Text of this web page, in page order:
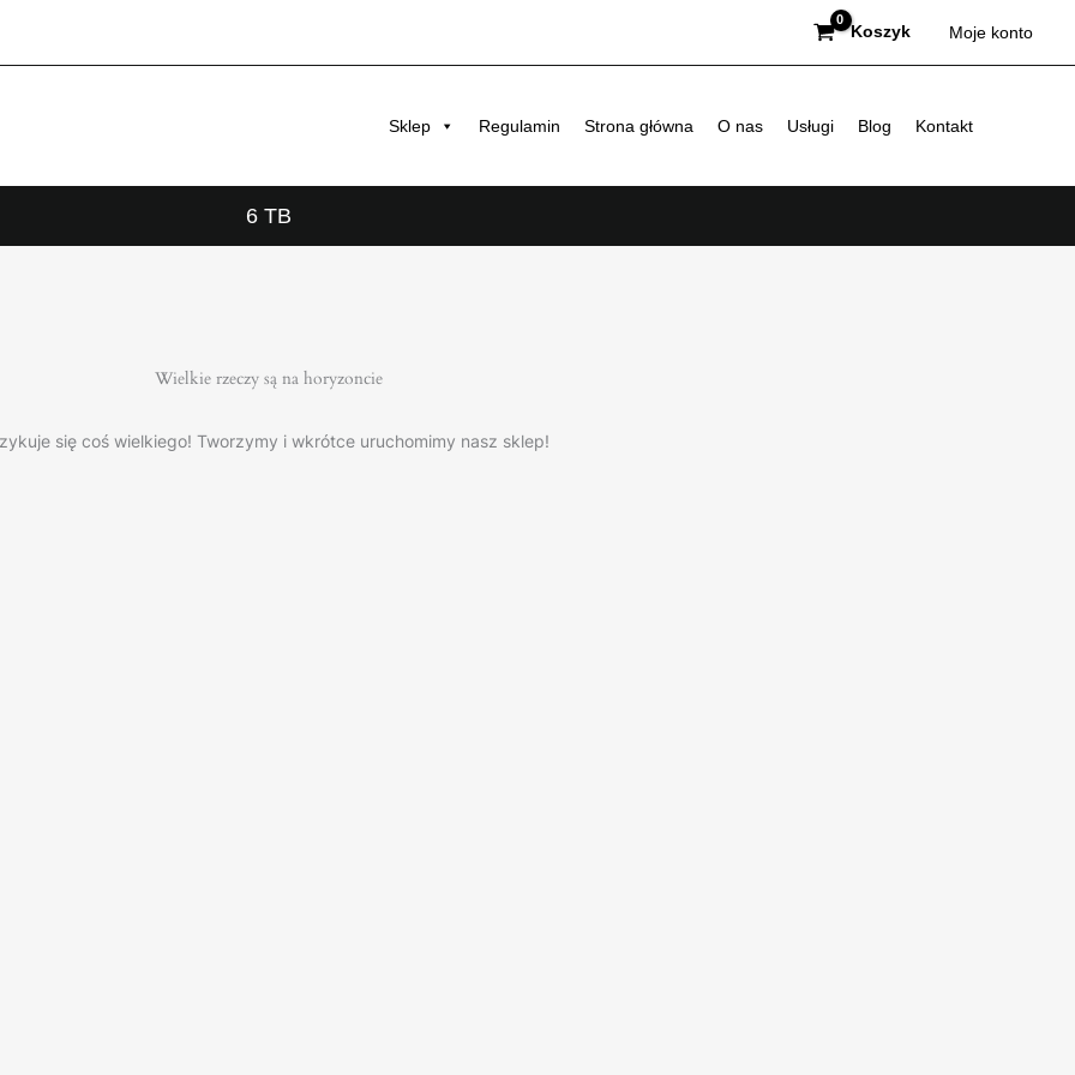
Koszyk Moje konto
Sklep Regulamin Strona główna O nas Usługi Blog Kontakt
6 TB
Wielkie rzeczy są na horyzoncie
się coś wielkiego! Tworzymy i wkrótce uruchomimy nasz sklep!